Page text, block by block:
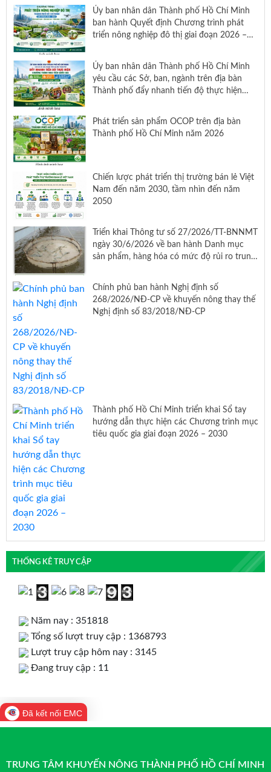
Ủy ban nhân dân Thành phố Hồ Chí Minh
ban hành Quyết định Chương trình phát
triển nông nghiệp đô thị giai đoạn 2026 –
Ủy ban nhân dân Thành phố Hồ Chí Minh
yêu cầu các Sở, ban, ngành trên địa bàn
Thành phố đẩy nhanh tiến độ thực hiện
nông thôn mới, giảm nghèo bền vững và
phát triển kinh tế – xã hội vùng đồng bào
dân tộc thiểu số và miền núi giai đoạn 2026
Phát triển sản phẩm OCOP trên địa bàn
Thành phố Hồ Chí Minh năm 2026
Chiến lược phát triển thị trường bán lẻ Việt
Nam đến năm 2030, tầm nhìn đến năm
2050
Triển khai Thông tư số 27/2026/TT-BNNMT
ngày 30/6/2026 về ban hành Danh mục
sản phẩm, hàng hóa có mức độ rủi ro trung
quản lý của Bộ Nông nghiệp và Môi trường
Chính phủ ban hành Nghị định số
268/2026/NĐ-CP về khuyến nông thay thế
Nghị định số 83/2018/NĐ-CP
Thành phố Hồ Chí Minh triển khai Sổ tay
hướng dẫn thực hiện các Chương trình mục
tiêu quốc gia giai đoạn 2026 – 2030
THỐNG KÊ TRUY CẬP
Năm nay : 351818
Tổng số lượt truy cập : 1368793
Lượt truy cập hôm nay : 3145
Đang truy cập : 11
Đã kết nối EMC
TRUNG TÂM KHUYẾN NÔNG THÀNH PHỐ HỒ CHÍ MINH